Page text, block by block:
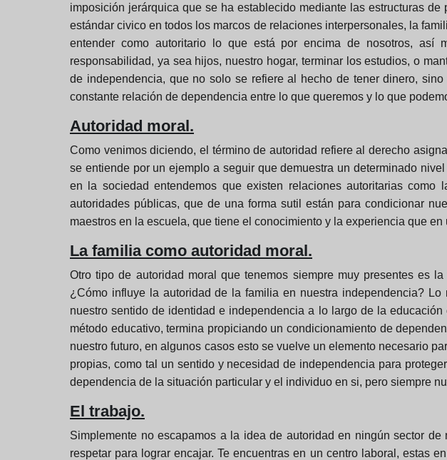
imposición jerárquica que se ha establecido mediante las estructuras
estándar civico en todos los marcos de relaciones interpersonales, la
entender como autoritario lo que está por encima de nosotros, así
responsabilidad, ya sea hijos, nuestro hogar, terminar los estudios, o
de independencia, que no solo se refiere al hecho de tener dinero,
constante relación de dependencia entre lo que queremos y lo que
Autoridad moral.
Como venimos diciendo, el término de autoridad refiere al derecho
se entiende por un ejemplo a seguir que demuestra un determinado
en la sociedad entendemos que existen relaciones autoritarias
autoridades públicas, que de una forma sutil están para condicionar
maestros en la escuela, que tiene el conocimiento y la experiencia que
La familia como autoridad moral.
Otro tipo de autoridad moral que tenemos siempre muy presentes es
¿Cómo influye la autoridad de la familia en nuestra independencia?
nuestro sentido de identidad e independencia a lo largo de la
método educativo, termina propiciando un condicionamiento de
nuestro futuro, en algunos casos esto se vuelve un elemento necesario
propias, como tal un sentido y necesidad de independencia para
dependencia de la situación particular y el individuo en si, pero siempre
El trabajo.
Simplemente no escapamos a la idea de autoridad en ningún sector
respetar para lograr encajar. Te encuentras en un centro laboral, estas